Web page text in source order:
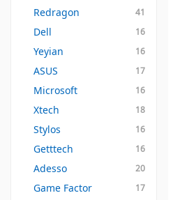
Redragon 41
Dell 16
Yeyian 16
ASUS 17
Microsoft 16
Xtech 18
Stylos 16
Getttech 16
Adesso 20
Game Factor 17